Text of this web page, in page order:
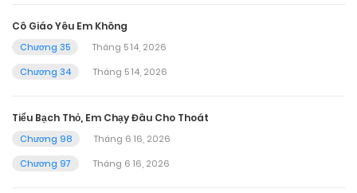
Cô Giáo Yêu Em Không
Chương 35
Tháng 5 14, 2026
Chương 34
Tháng 5 14, 2026
Tiểu Bạch Thỏ, Em Chạy Đâu Cho Thoát
Chương 98
Tháng 6 16, 2026
Chương 97
Tháng 6 16, 2026